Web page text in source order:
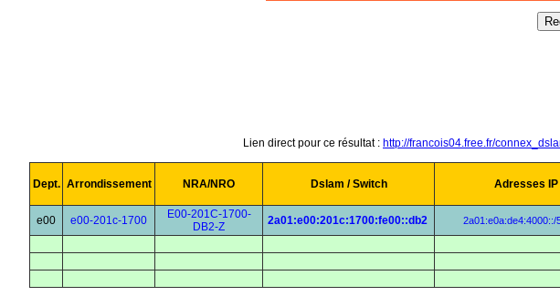
Lien direct pour ce résultat : http://francois04.free.fr/
Dept. Arrondissement NRA/NRO Dslam / Switch Adresses
e00 e00-201c-1700
E00-201C-1700-
DB2-Z
2a01:e00:201c:1700:fe00::db2 2a01:e0a:de4:4000::/